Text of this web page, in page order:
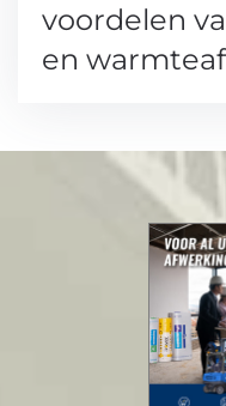
voordelen
en